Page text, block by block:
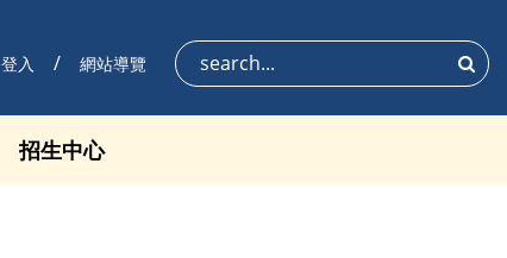
登入 網站導覽 搜尋
招生中心